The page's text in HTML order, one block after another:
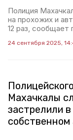
Полиция
на прохожих и
12 раз,
24 сентября 2025,
Махачкалы
застрелили в
собственном